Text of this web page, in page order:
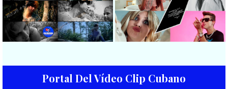
Música popular tradicional
cubana - Punto Cubano -
Punto Guajiro || Videoclip ||
CUBA
🟡 Silvio Rodríguez - ¨El
Mayor¨ 📺 Videoclip - 🎬
Director: Ángel Alderete -
en la vida del Mayor General
Ignacio Agramonte y Loynaz /
Director: Rigoberto López Pego
🟡 Beatriz Márquez - ¨Mujer
Bayamesa¨ 📺 Videoclip - 🎬
Director: Ángel Alderete
Portal Del Vídeo Clip Cubano